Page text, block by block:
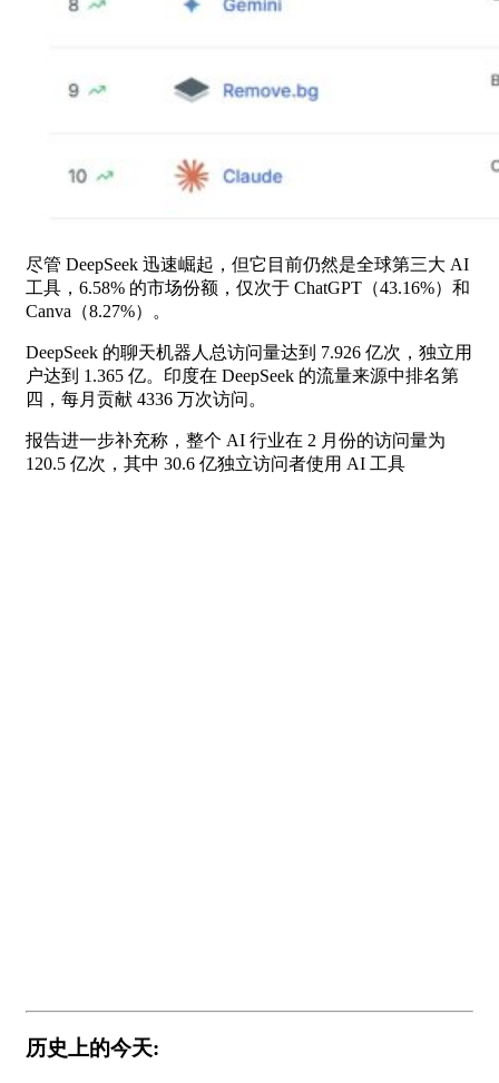
尽管 DeepSeek 迅速崛起，但它目前仍然是全球第三大 AI
工具，6.58% 的市场份额，仅次于 ChatGPT（43.16%）和
Canva（8.27%）。
DeepSeek 的聊天机器人总访问量达到 7.926 亿次，独立用
户达到 1.365 亿。印度在 DeepSeek 的流量来源中排名第
四，每月贡献 4336 万次访问。
报告进一步补充称，整个 AI 行业在 2 月份的访问量为
120.5 亿次，其中 30.6 亿独立访问者使用 AI 工具
历史上的今天: